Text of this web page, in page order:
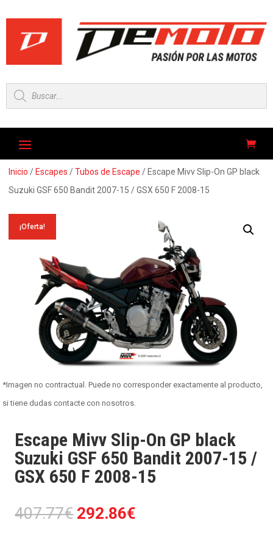
Búsqueda
de
productos
Inicio / Escapes /Tubos de Escape / Escape Mivv Slip-On GP black
Suzuki GSF 650 Bandit 2007-15 / GSX 650 F 2008-15
¡Oferta!
*Imagen no contractual. Puede no corresponder exactamente al producto,
si tiene dudas contacte con nosotros.
Escape Mivv Slip-On GP black
Suzuki GSF 650 Bandit 2007-15 /
GSX 650 F 2008-15
407.77€ El
292.86€